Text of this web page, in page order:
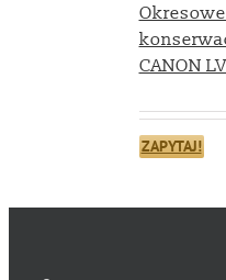
CANON
ZAPYTAJ!